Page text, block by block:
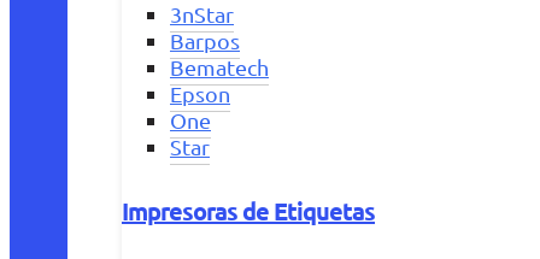
3nStar
Barpos
Bematech
Epson
One
Star
Impresoras de Etiquetas